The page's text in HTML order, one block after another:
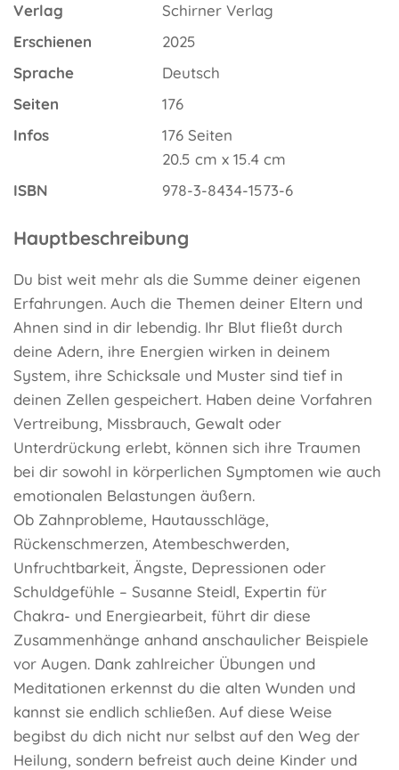
Verlag
Schirner Verlag
Erschienen
2025
Sprache
Deutsch
Seiten
176
Infos
176 Seiten
20.5 cm x 15.4 cm
ISBN
978-3-8434-1573-6
Hauptbeschreibung
Du bist weit mehr als die Summe deiner eigenen
Erfahrungen. Auch die Themen deiner Eltern und
Ahnen sind in dir lebendig. Ihr Blut fließt durch
deine Adern, ihre Energien wirken in deinem
System, ihre Schicksale und Muster sind tief in
deinen Zellen gespeichert. Haben deine Vorfahren
Vertreibung, Missbrauch, Gewalt oder
Unterdrückung erlebt, können sich ihre Traumen
bei dir sowohl in körperlichen Symptomen wie auch
emotionalen Belastungen äußern.
Ob Zahnprobleme, Hautausschläge,
Rückenschmerzen, Atembeschwerden,
Unfruchtbarkeit, Ängste, Depressionen oder
Schuldgefühle – Susanne Steidl, Expertin für
Chakra- und Energiearbeit, führt dir diese
Zusammenhänge anhand anschaulicher Beispiele
vor Augen. Dank zahlreicher Übungen und
Meditationen erkennst du die alten Wunden und
kannst sie endlich schließen. Auf diese Weise
begibst du dich nicht nur selbst auf den Weg der
Heilung, sondern befreist auch deine Kinder und